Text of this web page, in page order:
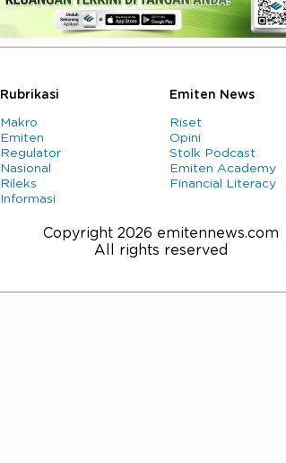
Rubrikasi
Makro
Emiten
Regulator
Nasional
Rileks
Informasi
Emiten News
Riset
Opini
Stolk Podcast
Emiten Academy
Financial Literacy
Copyright 2026 emitennews.com
All rights reserved